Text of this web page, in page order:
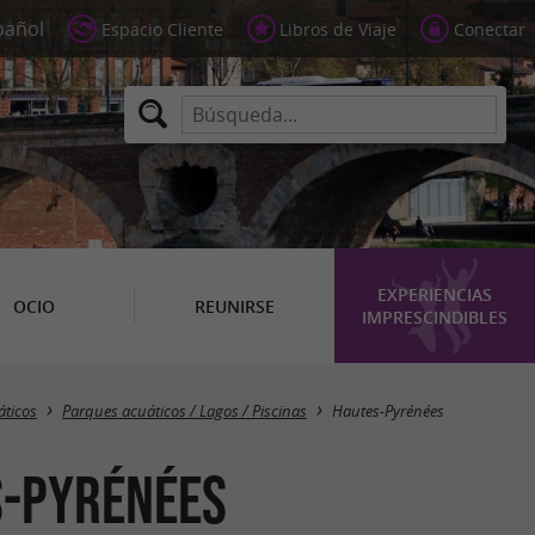
Espacio Cliente Libros de Viaje Conectar
OCIO REUNIRSE
EXPERIENCIAS
IMPRESCINDIBLES
Masquer la carte
Parques acuáticos / Lagos / Piscinas Hautes-Pyrénées
Pyrénées